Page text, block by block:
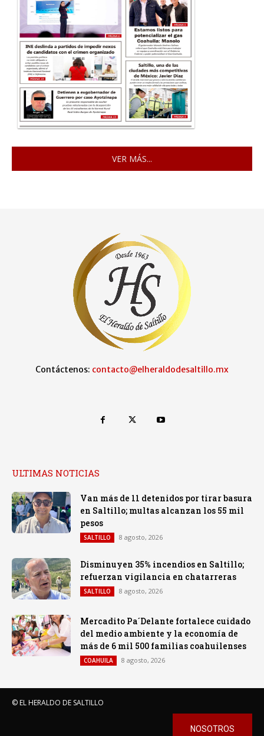
VER MÁS...
Contáctenos: contacto@elheraldodesaltillo.mx
ULTIMAS NOTICIAS
Van más de 11 detenidos por tirar basura
en Saltillo; multas alcanzan los 55 mil
pesos
SALTILLO 8 agosto, 2026
Disminuyen 35% incendios en Saltillo;
refuerzan vigilancia en chatarreras
SALTILLO 8 agosto, 2026
Mercadito Pa´Delante fortalece cuidado
del medio ambiente y la economía de
más de 6 mil 500 familias coahuilenses
COAHUILA 8 agosto, 2026
© EL HERALDO DE SALTILLO
NOSOTROS